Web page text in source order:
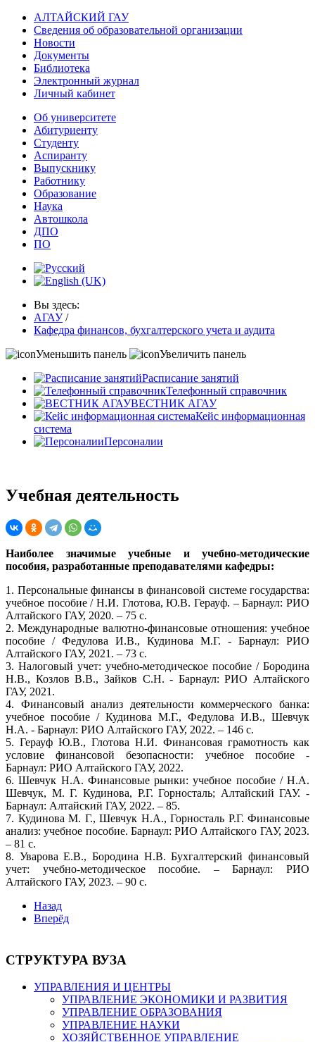
АЛТАЙСКИЙ ГАУ
Сведения об образовательной организации
Новости
Документы
Библиотека
Электронный журнал
Личный кабинет
Об университете
Абитуриенту
Студенту
Аспиранту
Выпускнику
Работнику
Образование
Наука
Автошкола
ДПО
ПО
Вы здесь:
АГАУ /
Кафедра финансов, бухгалтерского учета и аудита
Уменьшить панель
Увеличить панель
Расписание занятий
Телефонный справочник
ВЕСТНИК АГАУ
Кейс информационная
система
Персоналии
Учебная деятельность
Наиболее значимые учебные и учебно-методические
пособия, разработанные преподавателями кафедры:
1. Персональные финансы в финансовой системе государства:
учебное пособие / Н.И. Глотова, Ю.В. Герауф. – Барнаул: РИО
Алтайского ГАУ, 2020. – 75 с.
2. Международные валютно-финансовые отношения: учебное
пособие / Федулова И.В., Кудинова М.Г. - Барнаул: РИО
Алтайского ГАУ, 2021. – 73 с.
3. Налоговый учет: учебно-методическое пособие / Бородина
Н.В., Козлов В.В., Зайков С.Н. - Барнаул: РИО Алтайского
ГАУ, 2021.
4. Финансовый анализ деятельности коммерческого банка:
учебное пособие / Кудинова М.Г., Федулова И.В., Шевчук
Н.А. - Барнаул: РИО Алтайского ГАУ, 2022. – 146 с.
5. Герауф Ю.В., Глотова Н.И. Финансовая грамотность как
условие финансовой безопасности: учебное пособие -
Барнаул: РИО Алтайского ГАУ, 2022.
6. Шевчук Н.А. Финансовые рынки: учебное пособие / Н.А.
Шевчук, М. Г. Кудинова, Р.Г. Горносталь; Алтайский ГАУ. -
Барнаул: Алтайский ГАУ, 2022. – 85.
7. Кудинова М. Г., Шевчук Н.А., Горносталь Р.Г. Финансовые
анализ: учебное пособие. Барнаул: РИО Алтайского ГАУ, 2023.
– 81 с.
8. Уварова Е.В., Бородина Н.В. Бухгалтерский финансовый
учет: учебно-методическое пособие. – Барнаул: РИО
Алтайского ГАУ, 2023. – 90 с.
Назад
Вперёд
СТРУКТУРА ВУЗА
УПРАВЛЕНИЯ И ЦЕНТРЫ
УПРАВЛЕНИЕ ЭКОНОМИКИ И РАЗВИТИЯ
УПРАВЛЕНИЕ ОБРАЗОВАНИЯ
УПРАВЛЕНИЕ НАУКИ
ХОЗЯЙСТВЕННОЕ УПРАВЛЕНИЕ